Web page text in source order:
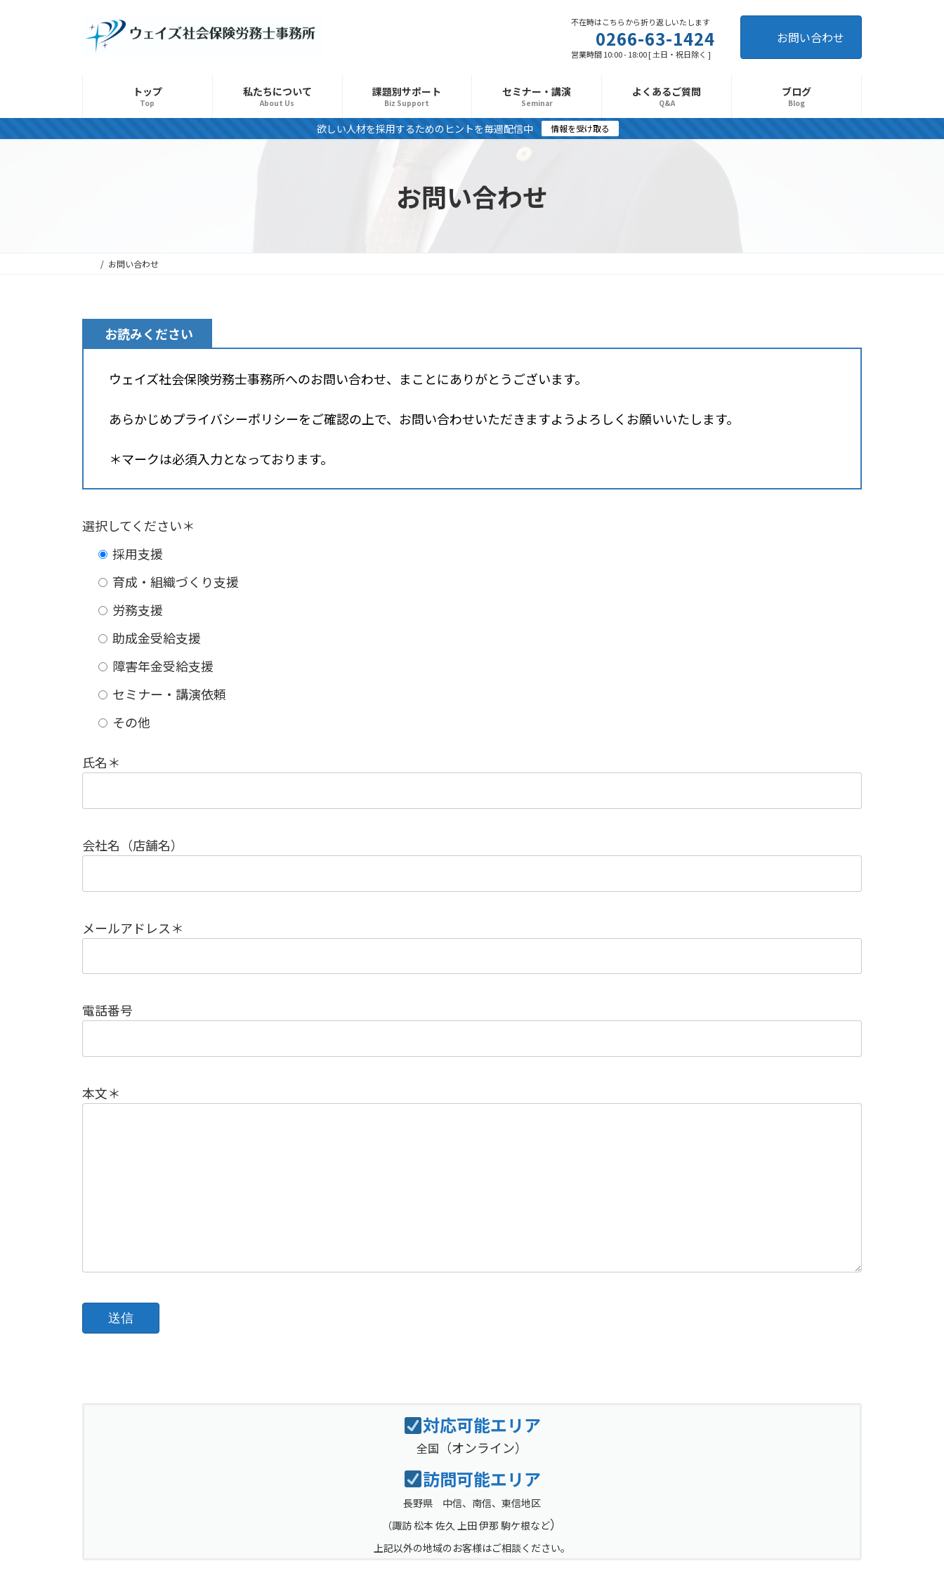
ス
キ
ン
に
不在時はこちらから折り返しいたします
0266-63-1424
営業時間 10:00 - 18:00 [ 土日・祝日除く ]
お問い合わせ
トップ
Top
私たちについて
About Us
課題別サポート
Biz Support
セミナー・講演
Seminar
よくあるご質問
Q&A
ブログ
Blog
欲しい人材を採用するためのヒントを毎週配信中 情報を受け取る
お問い合わせ
お問い合わせ
お読みください
ウェイズ社会保険労務士事務所へのお問い合わせ、まことにありがとうございます。
あらかじめプライバシーポリシーをご確認の上で、お問い合わせいただきますようよろしくお願いいたします。
＊マークは必須入力となっております。
選択してください＊
採用支援
育成・組織づくり支援
労務支援
助成金受給支援
障害年金受給支援
セミナー・講演依頼
その他
氏名＊
会社名（店舗名）
メールアドレス＊
電話番号
本文＊
対応可能エリア
全国 （オンライン）
訪問可能エリア
長野県 中信、南信、東信地区
（諏訪 松本 佐久 上田 伊那 駒ケ根など）
上記以外の地域のお客様はご相談ください。